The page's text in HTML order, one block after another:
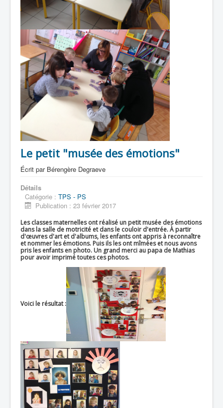
Le petit "musée des émotions"
Écrit par Bérengère Degraeve
Détails
Catégorie : TPS - PS
Publication : 23 février 2017
Les classes maternelles ont réalisé un petit musée des émotions
dans la salle de motricité et dans le couloir d'entrée. À partir
d'œuvres d'art et d'albums, les enfants ont appris à reconnaître
et nommer les émotions. Puis ils les ont mîmées et nous avons
pris les enfants en photo. Un grand merci au papa de Mathias
pour avoir imprimé toutes ces photos.
Voici le résultat :